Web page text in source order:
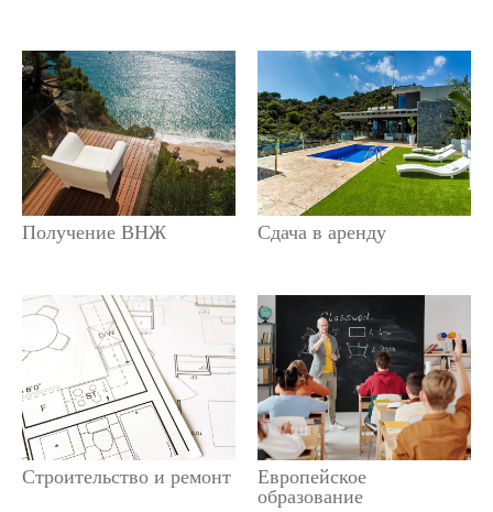
Получение ВНЖ Сдача в аренду
Строительство и ремонт
Европейское
образование